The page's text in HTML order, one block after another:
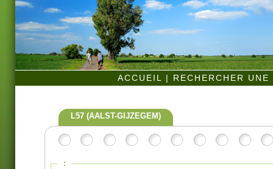
ACCUEIL | RECHERCHER
L57 (AALST-GIJZEGEM)
: